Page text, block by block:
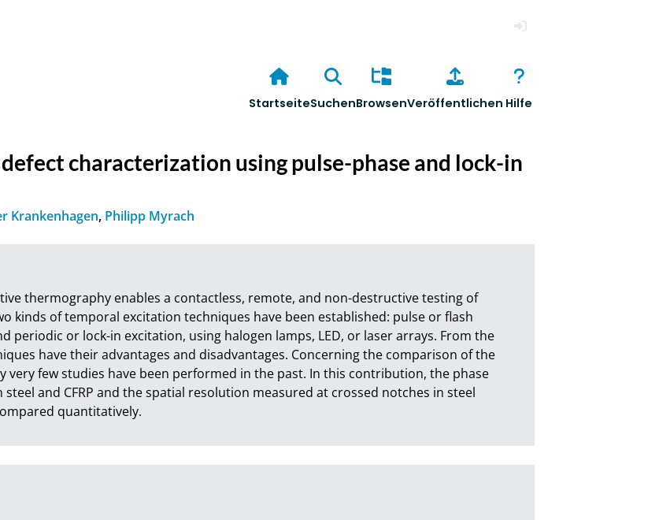
StartseiteSuchenBrowsenVeröffentlichen Hilfe
characterization using pulse-phase and lock-in
Krankenhagen, Philipp Myrach
thermography enables a contactless, remote, and non-destructive testing of
kinds of temporal excitation techniques have been established: pulse or flash
periodic or lock-in excitation, using halogen lamps, LED, or laser arrays. From the
have their advantages and disadvantages. Concerning the comparison of the
very few studies have been performed in the past. In this contribution, the phase
and CFRP and the spatial resolution measured at crossed notches in steel
quantitatively.